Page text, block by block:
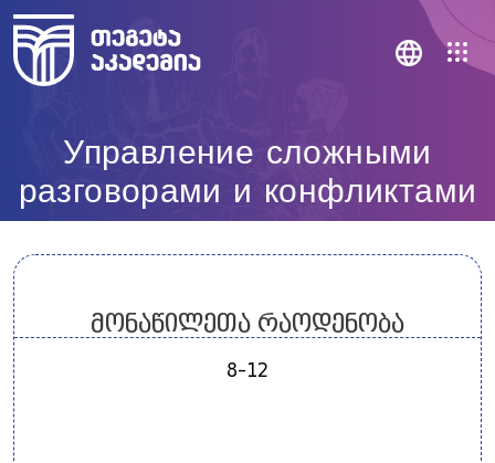
Управление сложными
разговорами и конфликтами
მონაწილეთა რაოდენობა
8-12